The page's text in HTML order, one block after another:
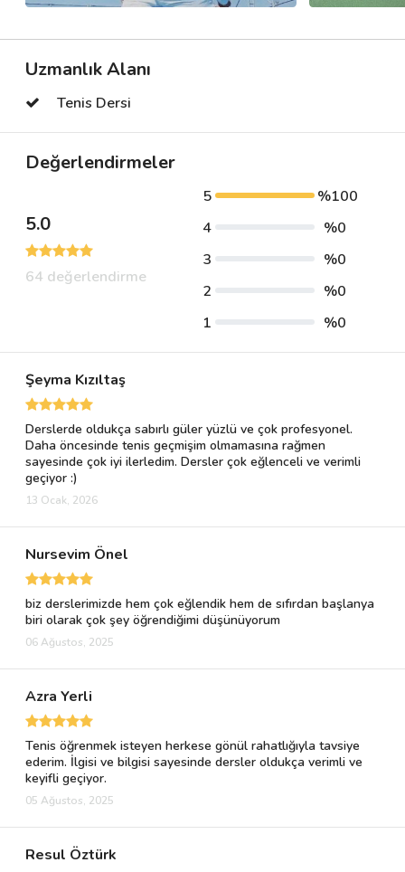
Uzmanlık Alanı
Tenis Dersi
Değerlendirmeler
5.0
64 değerlendirme
5
%100
4
%0
3
%0
2
%0
1
%0
Şeyma Kızıltaş
Derslerde oldukça sabırlı güler yüzlü ve çok profesyonel.
Daha öncesinde tenis geçmişim olmamasına rağmen
sayesinde çok iyi ilerledim. Dersler çok eğlenceli ve verimli
geçiyor :)
13 Ocak, 2026
Nursevim Önel
biz derslerimizde hem çok eğlendik hem de sıfırdan başlanya
biri olarak çok şey öğrendiğimi düşünüyorum
06 Ağustos, 2025
Azra Yerli
Tenis öğrenmek isteyen herkese gönül rahatlığıyla tavsiye
ederim. İlgisi ve bilgisi sayesinde dersler oldukça verimli ve
keyifli geçiyor.
05 Ağustos, 2025
Resul Öztürk